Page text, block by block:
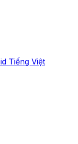
id Tiếng Việt